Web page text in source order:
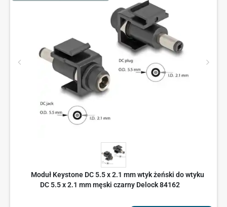
Moduł Keystone DC 5.5 x 2.1 mm wtyk żeński do wtyku
DC 5.5 x 2.1 mm męski czarny Delock 84162